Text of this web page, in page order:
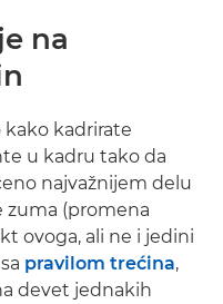
na
kako kadrirate
u kadru tako da
najvažnijem delu
zuma (promena
ovoga, ali ne i jedini
pravilom trećina,
devet jednakih